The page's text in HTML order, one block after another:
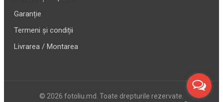
Garanție
Termeni și condiții
Livrarea / Montarea
© 2026 fotoliu.md. Toate drepturile rezervate.